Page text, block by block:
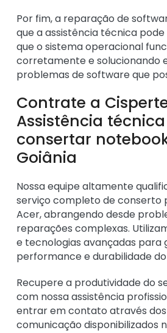
Por fim, a reparação de
que a assistência técnica
que o sistema operacional
corretamente e solucionando
problemas de software que
Contrate a
Assistência
consertar
Goiânia
Nossa equipe altamente
serviço completo de conserto
Acer, abrangendo desde
reparações complexas.
e tecnologias avançadas para
performance e durabilidade do
Recupere a produtividade do
com nossa assistência
entrar em contato através
comunicação disponibilizados